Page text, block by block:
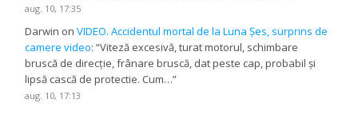
aug. 10, 17:35
Darwin onVIDEO. Accidentul mortal de la Luna Șes, surprins de
camere video: “Viteză excesivă, turat motorul, schimbare
bruscă de direcție, frânare bruscă, dat peste cap, probabil și
lipsă cască de protectie. Cum…”
aug. 10, 17:13